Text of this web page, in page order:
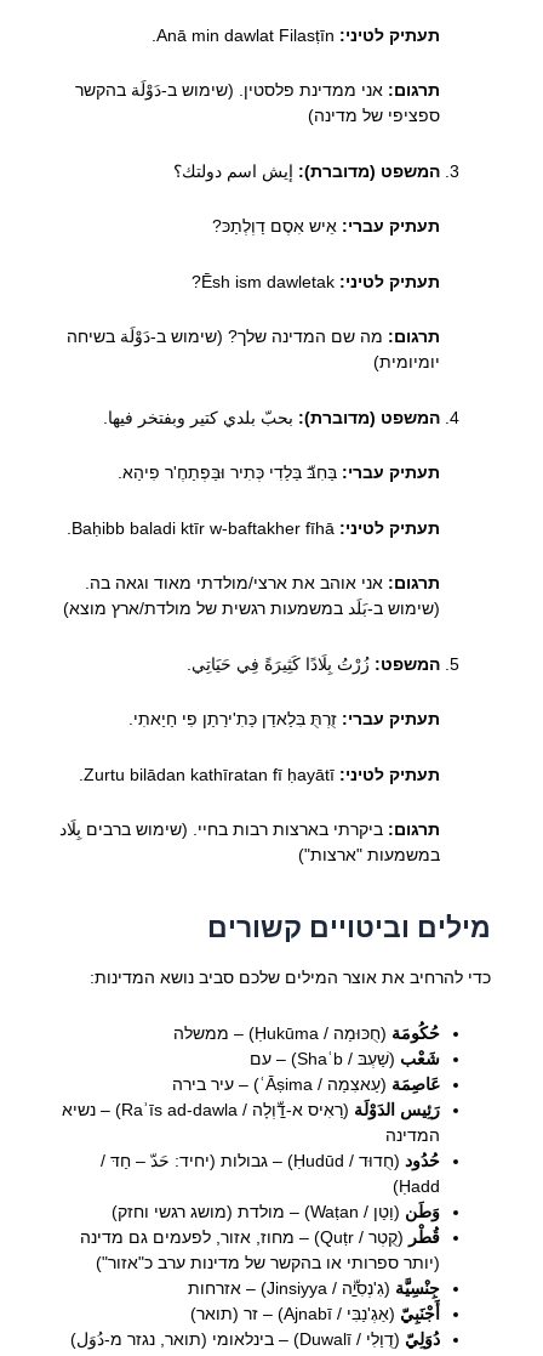
תעתיק לטיני:
תרגום: אני ממדינת פלסטין. (שימוש ב-دَوْلَة בהקשר
ספציפי של מדינה)
המשפט (מדוברת): إيش اسم دولتك؟
תעתיק עברי: אֵיש אִסֶם דַוְלְתַכּ?
תעתיק לטיני:
תרגום: מה שם המדינה שלך? (שימוש ב-دَوْلَة בשיחה
יומיומית)
המשפט (מדוברת): بحبّ بلدي كتير وبفتخر فيها.
תעתיק עברי: בַּחִבּّ בַּלַדִי כְּתִיר וּבַּפְתַחֶ'ר פִיהַא.
תעתיק לטיני:
תרגום: אני אוהב את ארצי/מולדתי מאוד וגאה בה.
(שימוש ב-بَلَد במשמעות רגשית של מולדת/ארץ מוצא)
המשפט: زُرْتُ بِلَادًا كَثِيرَةً فِي حَيَاتِي.
תעתיק עברי: זֻרְתֻּ בִּלַאדַן כַּתִ'ירַתַן פִי חַיַאתִי.
תעתיק לטיני:
תרגום: ביקרתי בארצות רבות בחיי. (שימוש ברבים بِلَاد
במשמעות "ארצות")
מילים וביטויים קשורים
כדי להרחיב את אוצר המילים שלכם סביב נושא המדינות:
حُكُومَة (חֻכּוּמַה / Ḥukūma) – ממשלה
شَعْب (שַׁעְבּ / Shaʿb) – עם
عَاصِمَة (עַאצִמַה / ʿĀṣima) – עיר בירה
رَئِيس الدَوْلَة
(רַאִיס א-דַّוְלָה / Raʾīs ad-dawla) – נשיא
המדינה
حُدُود
(חֻדוּד / Ḥudūd) – גבולות (יחיד: حَدّ – חַדּ /
Ḥadd)
وَطَن (וַטַן / Waṭan) – מולדת (מושג רגשי וחזק)
قُطْر
(קֻטְר / Quṭr) – מחוז, אזור, לפעמים גם מדינה
(יותר ספרותי או בהקשר של מדינות ערב כ"אזור")
جِنْسِيَّة (גִ'נְסִיַّה / Jinsiyya) – אזרחות
أَجْنَبِيّ (אַגְ'נַבִּי / Ajnabī) – זר (תואר)
دُوَلِيّ (דֻוַלִי / Duwalī) – בינלאומי (תואר, נגזר מ-دُوَل)